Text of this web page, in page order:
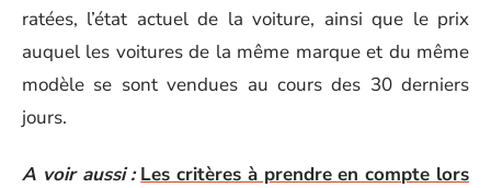
ratées, l’état actuel de la voiture, ainsi que le prix
auquel les voitures de la même marque et du même
modèle se sont vendues au cours des 30 derniers
jours.
A voir aussi : Les critères à prendre en compte lors